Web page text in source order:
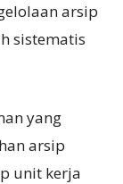
arsip
sistematis
yang
arsip
unit kerja